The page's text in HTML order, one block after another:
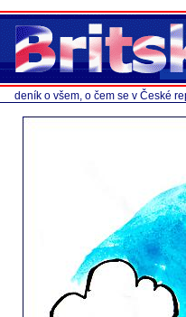
deník o všem, o čem se v České